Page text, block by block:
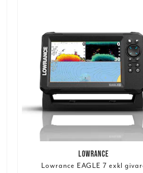
LOWRANCE
Lowrance EAGLE 7 exkl